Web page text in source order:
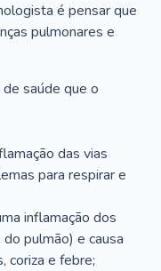
é pensar que
pulmonares e
saúde que o
das vias
para respirar e
inflamação dos
pulmão) e causa
coriza e febre;